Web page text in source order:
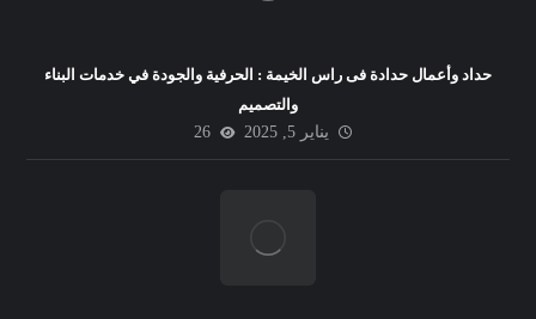
حداد وأعمال حدادة فى راس الخيمة : الحرفية والجودة في خدمات البناء
والتصميم
يناير 5, 2025
26